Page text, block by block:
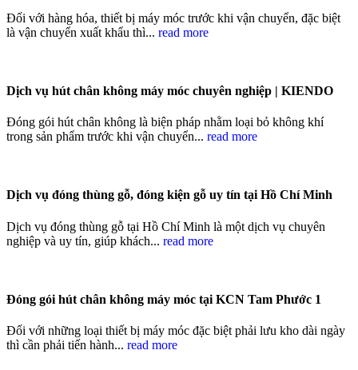
Đối với hàng hóa, thiết bị máy móc trước khi vận chuyển, đặc biệt
là vận chuyển xuất khẩu thì... read more
Dịch vụ hút chân không máy móc chuyên nghiệp | KIENDO
Đóng gói hút chân không là biện pháp nhằm loại bỏ không khí
trong sản phẩm trước khi vận chuyển... read more
Dịch vụ đóng thùng gỗ, đóng kiện gỗ uy tín tại Hồ Chí Minh
Dịch vụ đóng thùng gỗ tại Hồ Chí Minh là một dịch vụ chuyên
nghiệp và uy tín, giúp khách... read more
Đóng gói hút chân không máy móc tại KCN Tam Phước 1
Đối với những loại thiết bị máy móc đặc biệt phải lưu kho dài ngày
thì cần phải tiến hành... read more